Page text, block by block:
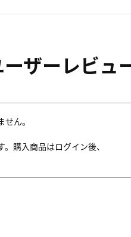
ーザーレビュ
ん。
購入商品はログイン後、